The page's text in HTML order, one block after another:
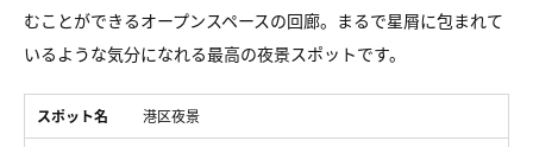
むことができるオープンスペースの回廊。まるで星屑に包まれて
いるような気分になれる最高の夜景スポットです。
スポット名 港区夜景